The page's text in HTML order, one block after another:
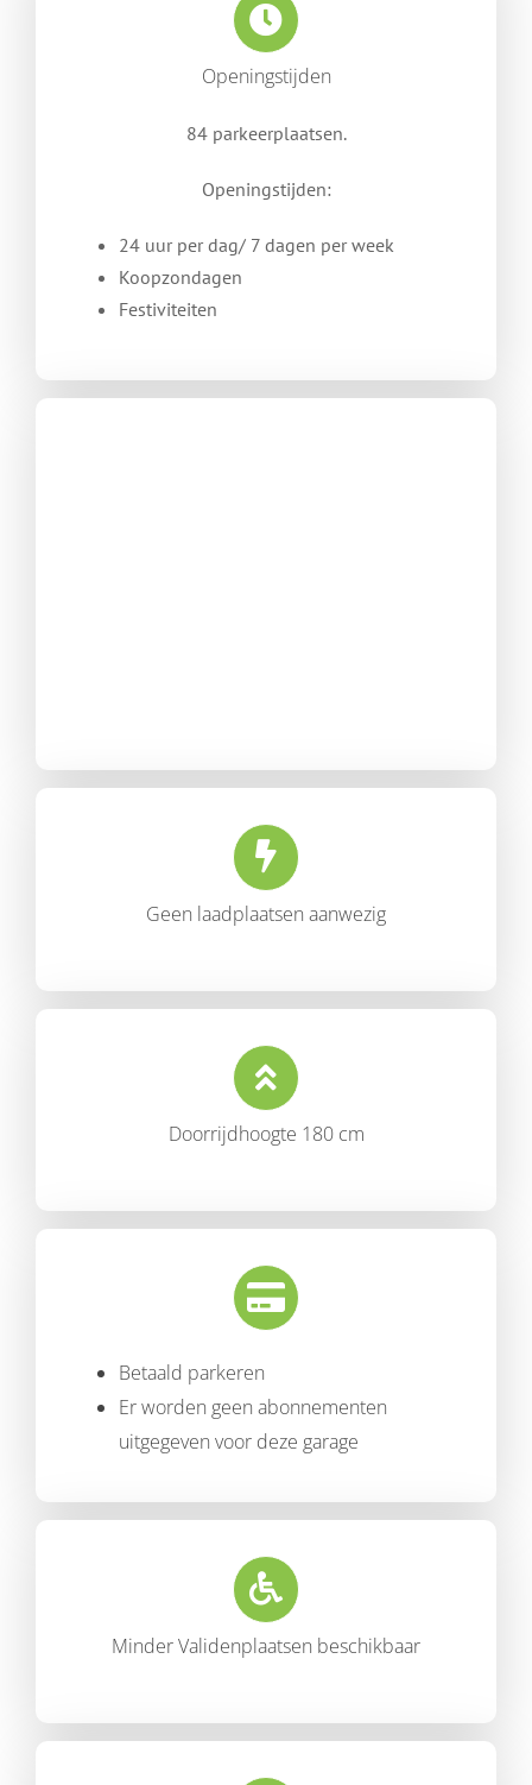
Openingstijden
84 parkeerplaatsen.
Openingstijden:
24 uur per dag/ 7 dagen per week
Koopzondagen
Festiviteiten
Geen laadplaatsen aanwezig
Doorrijdhoogte 180 cm
Betaald parkeren
Er worden geen abonnementen
uitgegeven voor deze garage
Minder Validenplaatsen beschikbaar